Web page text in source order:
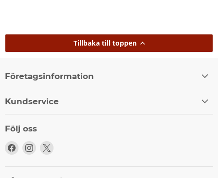
Tillbaka till toppen
Företagsinformation
Kundservice
Följ oss
Följ
Följ